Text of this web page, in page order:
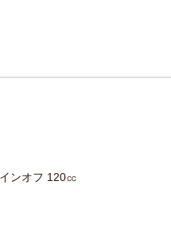
ンオフ 120㏄